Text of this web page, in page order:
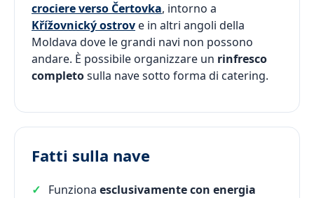
crociere verso Čertovka, intorno a
Křížovnický ostrov e in altri angoli della
Moldava dove le grandi navi non possono
andare. È possibile organizzare un rinfresco
completosulla nave sotto forma di catering.
Fatti sulla nave
Funziona esclusivamente con energia